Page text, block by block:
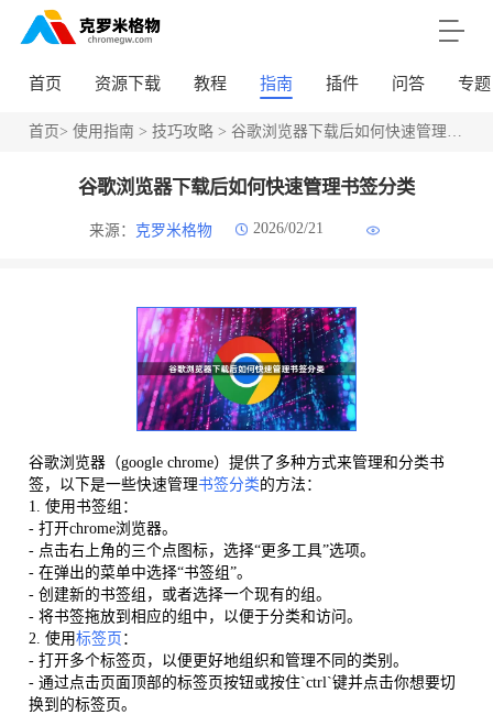
首页 资源下载 教程 指南 插件 问答 专题
首页> 使用指南 > 技巧攻略> 谷歌浏览器下载后如何快速管理书签分类
谷歌浏览器下载后如何快速管理书签分类
来源： 克罗米格物 2026/02/21
谷歌浏览器（google chrome）提供了多种方式来管理和分类书
签，以下是一些快速管理书签分类的方法：
1. 使用书签组：
- 打开chrome浏览器。
- 点击右上角的三个点图标，选择“更多工具”选项。
- 在弹出的菜单中选择“书签组”。
- 创建新的书签组，或者选择一个现有的组。
- 将书签拖放到相应的组中，以便于分类和访问。
2. 使用标签页 ：
- 打开多个标签页，以便更好地组织和管理不同的类别。
- 通过点击页面顶部的标签页按钮或按住`ctrl`键并点击你想要切
换到的标签页。